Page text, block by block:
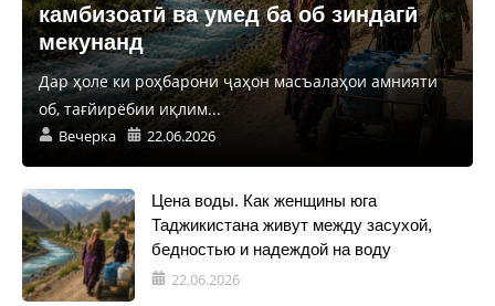
камбизоатӣ ва умед ба об зиндагӣ
мекунанд
Дар ҳоле ки роҳбарони ҷаҳон масъалаҳои амнияти
об, тағйирёбии иқлим...
Вечерка 22.06.2026
Цена воды. Как женщины юга
Таджикистана живут между засухой,
бедностью и надеждой на воду
22.06.2026